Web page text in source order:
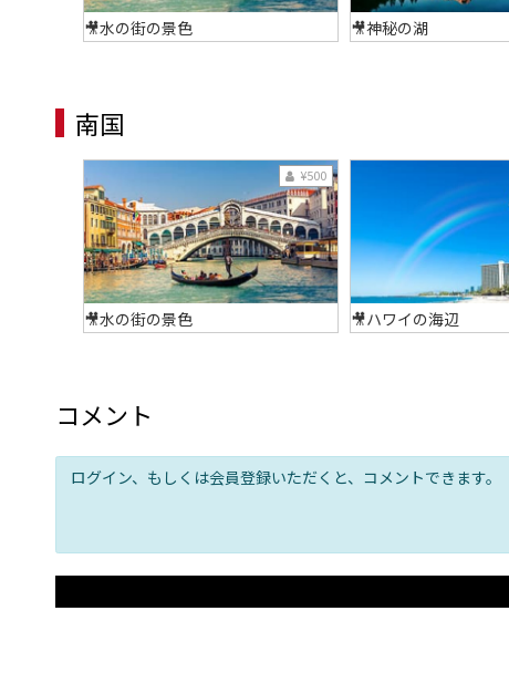
🎥水の街の景色 🎥神秘の湖
南国
🎥水の街の景色
¥500
🎥ハワイの海辺
コメント
ログイン、もしくは会員登録いただくと、コメントできます。